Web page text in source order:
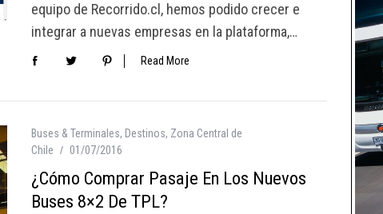
equipo de Recorrido.cl, hemos podido crecer e
integrar a nuevas empresas en la plataforma,…
Read More
Buses & Terminales, Destinos, Zona Central de
Chile
01/07/2016
¿Cómo Comprar Pasaje En Los Nuevos
Buses 8×2 De TPL?